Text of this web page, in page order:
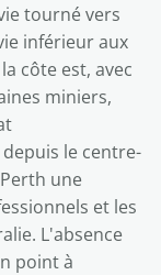
tourné vers
inférieur aux
côte est, avec
miniers,
le centre-
une
et les
L'absence
point à